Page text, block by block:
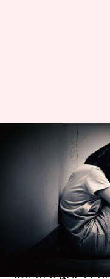
छत्तीसगढ़:
की
बाद हुई FIR
Oct 08,
क्या है खबर?
छत्तीसगढ़ के
सात लोगों द्वारा